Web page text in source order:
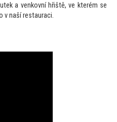
a venkovní hřiště, ve kterém se
v naší restauraci.